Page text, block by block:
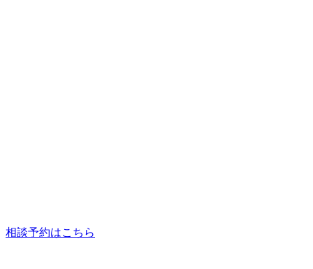
相談予約はこちら